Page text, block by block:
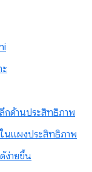
กด้านประสิทธิภาพ
นแผงประสิทธิภาพ
ง่ายขึ้น